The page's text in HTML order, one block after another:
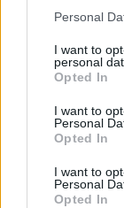
Please note
not limited to
grant or deny
use your data
consent section.
Personal
I want to
personal
Opted In
I want to
Personal
Opted In
I want to
Personal
Opted In
sor
teszi? ? mondta
során minden
A kecskeméti